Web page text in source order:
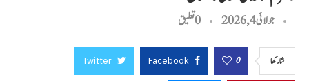
جولائی 4, 2026 0 تعليق
شاركها 0
Facebook
Twitter